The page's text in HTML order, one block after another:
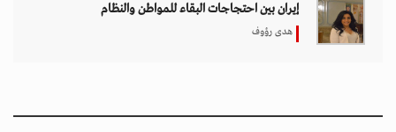
إيران بين احتجاجات البقاء للمواطن والنظام
هدى رؤوف